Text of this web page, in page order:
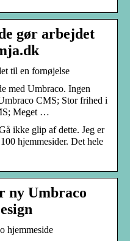
gør arbejdet
til en fornøjelse
med Umbraco. Ingen
CMS; Stor frihed i
Meget …
ikke glip af dette. Jeg er
hjemmesider. Det hele
ny Umbraco
hjemmeside